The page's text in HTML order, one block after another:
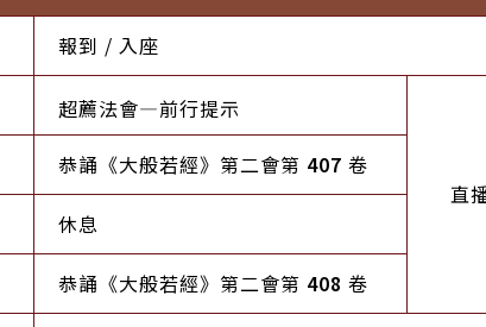
報到 / 入座
超薦法會—前行提示
直
恭誦《大般若經》第二會第 407 卷
休息
恭誦《大般若經》第二會第 408 卷